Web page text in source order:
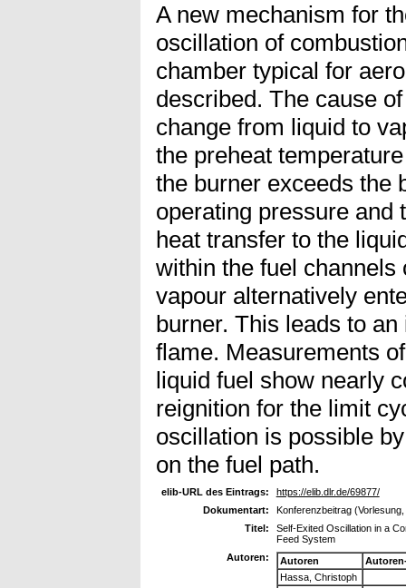
A new mechanism for
oscillation of
chamber typical for
described. The cause
change from liquid to
the preheat
the burner exceeds the
operating pressure and
heat transfer to the
within the fuel channels
vapour alternatively
burner. This leads to
flame. Measurements
liquid fuel show nearly
reignition for the limit
oscillation is possible
on the fuel path.
elib-URL des Eintrags:
https://elib.dlr.de/69877/
Dokumentart:
Konferenzbeitrag
Titel:
Self-Exited Oscillation in a
Feed System
Autoren:
Autoren
Hassa, Christoph